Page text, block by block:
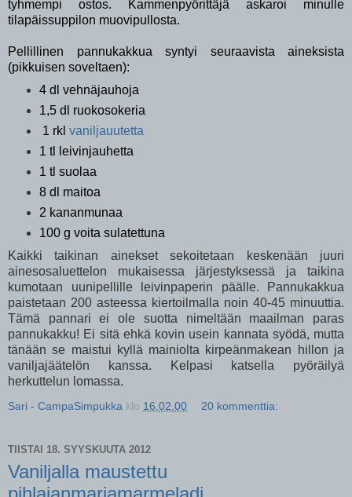
tyhmempi ostos. Kammenpyörittäjä askaroi minulle
tilapäissuppilon muovipullosta.
Pellillinen pannukakkua syntyi seuraavista aineksista
(pikkuisen soveltaen):
4 dl vehnäjauhoja
1,5 dl ruokosokeria
1 rkl vaniljauutetta
1 tl leivinjauhetta
1 tl suolaa
8 dl maitoa
2 kananmunaa
100 g voita sulatettuna
Kaikki taikinan ainekset sekoitetaan keskenään juuri
ainesosaluettelon mukaisessa järjestyksessä ja taikina
kumotaan uunipellille leivinpaperin päälle. Pannukakkua
paistetaan 200 asteessa kiertoilmalla noin 40-45 minuuttia.
Tämä pannari ei ole suotta nimeltään maailman paras
pannukakku! Ei sitä ehkä kovin usein kannata syödä, mutta
tänään se maistui kyllä mainiolta kirpeänmakean hillon ja
vaniljajäätelön kanssa. Kelpasi katsella pyöräilyä
herkuttelun lomassa.
Sari - CampaSimpukka klo 16.02.00 20 kommenttia:
TIISTAI 18. SYYSKUUTA 2012
Vaniljalla maustettu